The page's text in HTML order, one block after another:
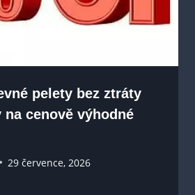
pelety bez ztráty
na cenově výhodné
29 července, 2026